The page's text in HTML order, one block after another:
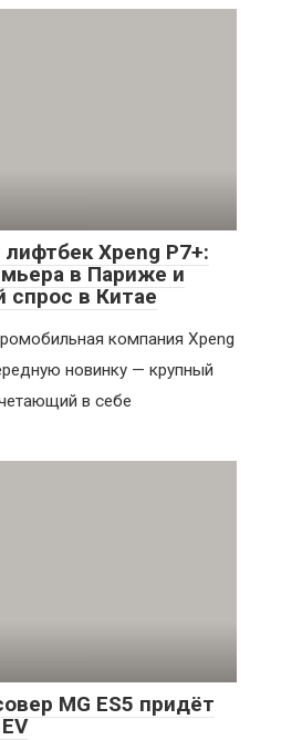
Xpeng P7+:
в Париже и
в Китае
компания Xpeng
новинку — крупный
в себе
MG ES5 придёт